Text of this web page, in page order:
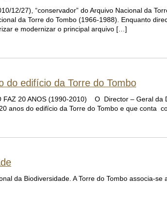
12/27), “conservador” do Arquivo Nacional da
da Torre do Tombo (1966-1988). Enquanto
e modernizar o principal arquivo […]
do edifício da Torre do Tombo
FAZ 20 ANOS (1990-2010) O Director – Geral
anos do edifício da Torre do Tombo e que conta
da Biodiversidade. A Torre do Tombo associa-